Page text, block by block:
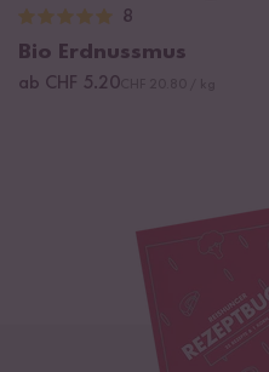
8
Bio Erdnussmus
ab CHF 5.20